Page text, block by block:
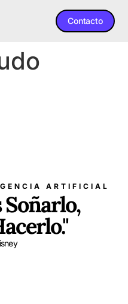
Contacto
ARTIFICIAL
Soñarlo,